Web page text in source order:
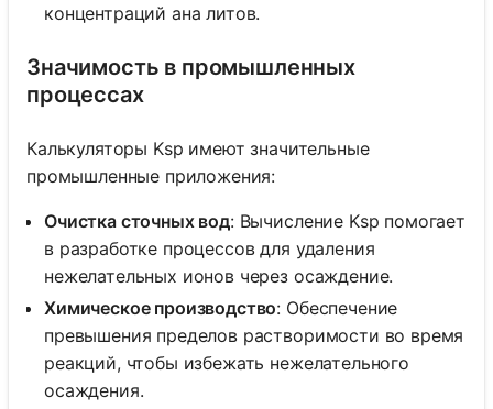
концентраций ана литов.
Значимость в промышленных
процессах
Калькуляторы Ksp имеют значительные
промышленные приложения:
Очистка сточных вод: Вычисление Ksp помогает
в разработке процессов для удаления
нежелательных ионов через осаждение.
Химическое производство: Обеспечение
превышения пределов растворимости во время
реакций, чтобы избежать нежелательного
осаждения.